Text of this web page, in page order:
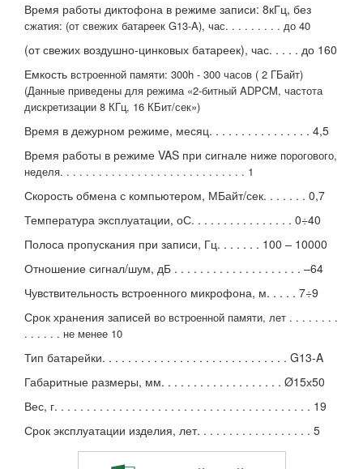
Время работы диктофона в режиме записи: 8кГц, без
сжатия: (от свежих батареек G13-A), час. . . . . . . . . до 40
(от свежих воздушно-цинковых батареек), час. . . . . до 160
Емкость встроенной памяти: 300h - 300 часов ( 2 ГБайт)
(Данные приведены для режима «2-битный ADPCM, частота
дискретизации 8 КГц, 16 КБит/сек»)
Время в дежурном режиме, месяц. . . . . . . . . . . . . . . . 4,5
Время работы в режиме VAS при сигнале ниже порогового,
неделя. . . . . . . . . . . . . . . . . . . . . . . . . . . . . 1
Скорость обмена с компьютером, МБайт/сек. . . . . . . 0,7
Температура эксплуатации, оС. . . . . . . . . . . . . . . . 0÷40
Полоса пропускания при записи, Гц. . . . . . . 100 – 10000
Отношение сигнал/шум, дБ . . . . . . . . . . . . . . . . . . . . –64
Чувствительность встроенного микрофона, м. . . . . 7÷9
Срок хранения записей во встроенной памяти, лет . . . . . . . .
. . . . . . не менее 10
Тип батарейки. . . . . . . . . . . . . . . . . . . . . . . . . . . . . G13-A
Габаритные размеры, мм. . . . . . . . . . . . . . . . . . . Ø15х50
Вес, г. . . . . . . . . . . . . . . . . . . . . . . . . . . . . . . . . . . . . . . . 19
Срок эксплуатации изделия, лет. . . . . . . . . . . . . . . . . . 5